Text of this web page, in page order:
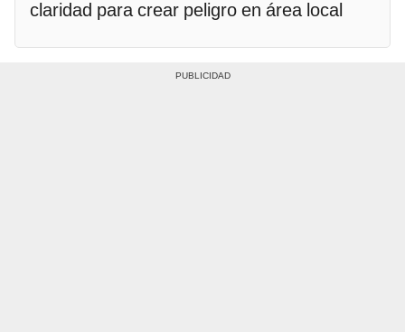
claridad para crear peligro en área local